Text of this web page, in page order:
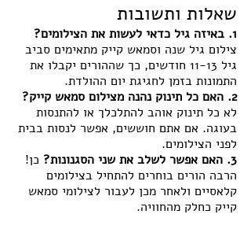
שאלות ותשובות
1. באיזה גיל כדאי לעשות את הצילומים?
צילום גיל שנה וסמאש קייק מתאימים סביב
גיל 11-13 חודשים, כך שההורים יקבלו את
התמונות בזמן לחגיגת יום ההולדת.
2. האם כל תינוק נהנה מצילום סמאש קייק?
לא כל תינוק אוהב להתלכלך או להתנסות
בעוגה. אם אתם חוששים, אפשר לנסות בבית
לפני הצילומים.
3. האם אפשר לשלב את שני הסגנונות?
כן!
הרבה הורים בוחרים להתחיל בצילומים
קלאסיים ולאחר מכן לעבור לצילומי סמאש
קייק כחלק מהחוויה.